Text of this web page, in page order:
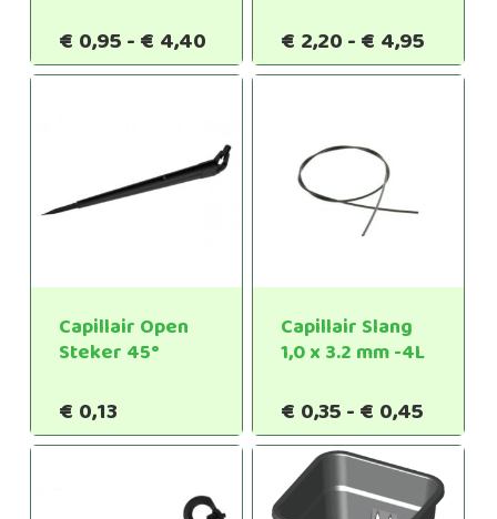
€ 0,95-€ 4,40Prijsklasse:
€0,95
€ 2,20-€ 4,95
€2,20
Capillair Open
Steker 45°
€ 0,13
Capillair Slang
1,0 x 3.2 mm -4L
€ 0,35-€ 0,45
€0,35
€0,45